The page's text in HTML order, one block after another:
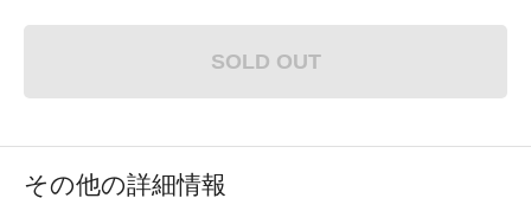
SOLD OUT
その他の詳細情報